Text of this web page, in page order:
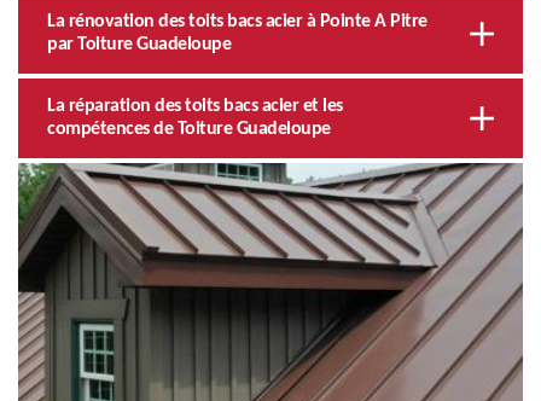
La rénovation des toits bacs acier à Pointe A Pitre
par Toiture Guadeloupe
La réparation des toits bacs acier et les
compétences de Toiture Guadeloupe